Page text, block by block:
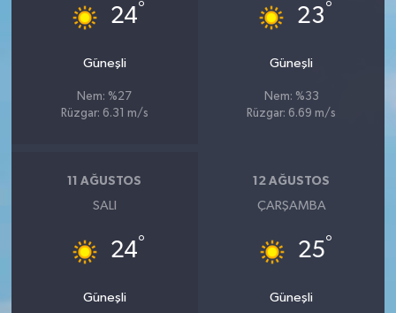
24°
Güneşli
Nem: %27
Rüzgar: 6.31 m/s
23°
Güneşli
Nem: %33
Rüzgar: 6.69 m/s
11 AĞUSTOS
SALI
24°
Güneşli
12 AĞUSTOS
ÇARŞAMBA
25°
Güneşli